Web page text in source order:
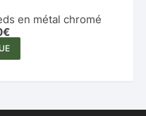
en métal chromé
€